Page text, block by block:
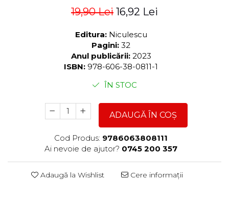
19,90 Lei 16,92 Lei
Editura: Niculescu
Pagini: 32
Anul publicării: 2023
ISBN: 978-606-38-0811-1
ÎN STOC
ADAUGĂ ÎN COȘ
Cod Produs: 9786063808111
Ai nevoie de ajutor? 0745 200 357
Adaugă la Wishlist Cere informații